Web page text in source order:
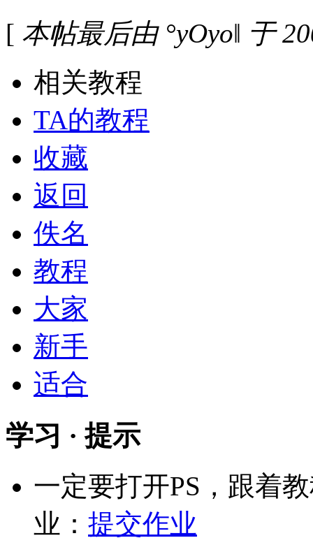
[ 本帖最后由 °уОyo‖ 于
相关教程
TA的教程
收藏
返回
佚名
教程
大家
新手
适合
学习 · 提示
一定要打开PS，跟着
业： 提交作业